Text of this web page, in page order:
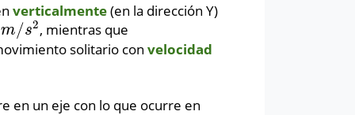
verticalmente(en la dirección Y)
m /s2, mientras que
solitario con velocidad
en un eje con lo que ocurre en